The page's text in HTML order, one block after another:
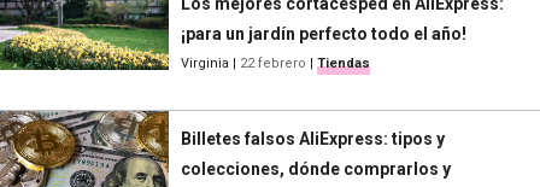
¡para un jardín perfecto todo el año!
Virginia | 22 febrero | Tiendas
Billetes falsos AliExpress: tipos y
colecciones, dónde comprarlos y